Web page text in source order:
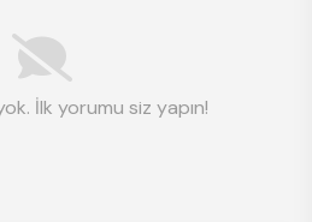
İlk yorumu siz yapın!